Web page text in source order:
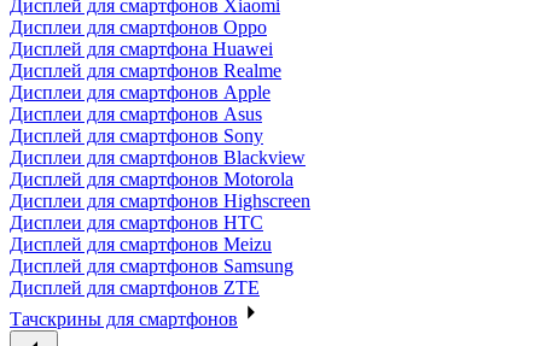
Дисплей для смартфонов Xiaomi
Дисплеи для смартфонов Oppo
Дисплей для смартфона Huawei
Дисплей для смартфонов Realme
Дисплеи для смартфонов Apple
Дисплеи для смартфонов Asus
Дисплей для смартфонов Sony
Дисплеи для смартфонов Blackview
Дисплей для смартфонов Motorola
Дисплеи для смартфонов Highscreen
Дисплеи для смартфонов HTC
Дисплей для смартфонов Meizu
Дисплей для смартфонов Samsung
Дисплей для смартфонов ZTE
Тачскрины для смартфонов